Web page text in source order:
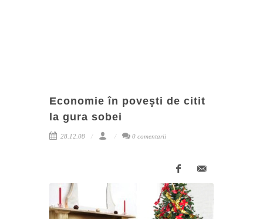
Economie în poveşti de citit
la gura sobei
28.12.08 0 comentarii